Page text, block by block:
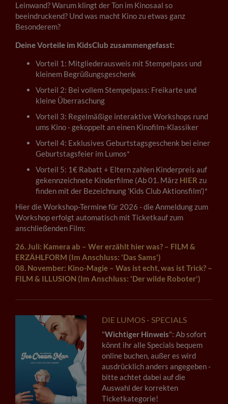
Leinwand? Warum klingt der Ton im Kinosaal so
beeindruckend? Und was macht Kino zu etwas ganz
Besonderem?
Deine Vorteile im KidsClub zusammengefasst:
Vorteil 1: Mitgliederausweis mit Stempelpass und
kleinem Begrüßungsgeschenk
Vorteil 2: Bei vollem Stempelpass: Freikarte und
kleine Überraschung
Vorteil 3: Regelmäßige interaktive Workshops rund
ums Kino - gekoppelt an einen Kinofilm-Klassiker
Vorteil 4: Exklusives Geburtstagsgeschenk bei einer
Geburtstagsfeier im Lumos*
Vorteil 5: 1€ Rabatt + Eltern zahlen Kinderpreis auf
gekennzeichnete Kinderfilme (Ab 01. März HIER zu
finden mit der Bezeichnung 'Kids Club Aktionsfilm')*
Hier die Workshop-Termine für 2026 - die Anmeldung zum
Workshop erfolgt automatisch mit Ticketkauf zum
anschließenden Film:
26. Juli: Kamera ab – Wer erzählt hier was? – FILM &
ERZÄHLFORM (Im Anschluss: 'Das Sams')
08. November: Kino-Magie – Was ist echt, was ist Trick? –
FILM & ILLUSION (Im Anschluss: 'Der wilde Roboter')
DIE LUMOS - SPECIALS
"Wichtiger Hinweis": Ab sofort
könnt ihr alle Specials bequem
online buchen, außer es wird
ausdrücklich anders angegeben -
bitte achtet dabei auf die
Auswahl der korrekten
Ticketkategorie!